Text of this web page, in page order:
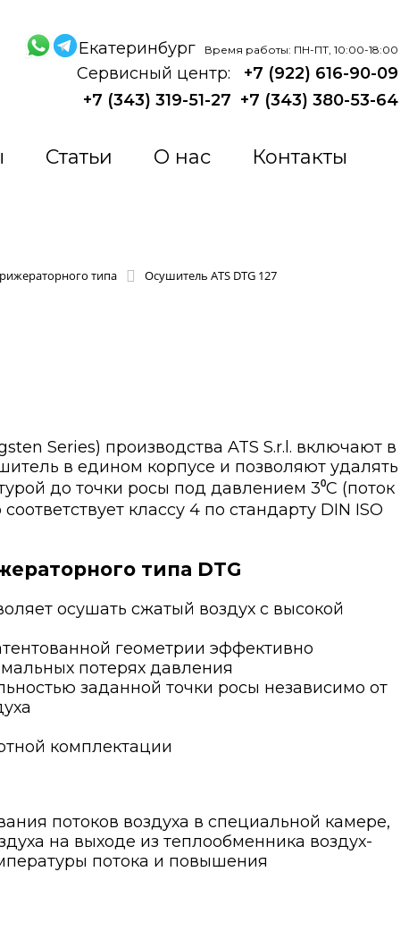
Екатеринбург Время работы: ПН-ПТ, 10:00-18:00
Сервисный центр:
+7 (922) 616-90-09
+7 (343) 319-51-27 +7 (343) 380-53-64
Статьи О нас Контакты
типа Осушитель ATS DTG 127
Series) производства ATS S.r.l. включают в
в едином корпусе и позволяют удалять
до точки росы под давлением 3⁰С (поток
классу 4 по стандарту DIN ISO
типа DTG
осушать сжатый воздух с высокой
геометрии эффективно
потерях давления
заданной точки росы независимо от
комплектации
потоков воздуха в специальной камере,
на выходе из теплообменника воздух-
потока и повышения